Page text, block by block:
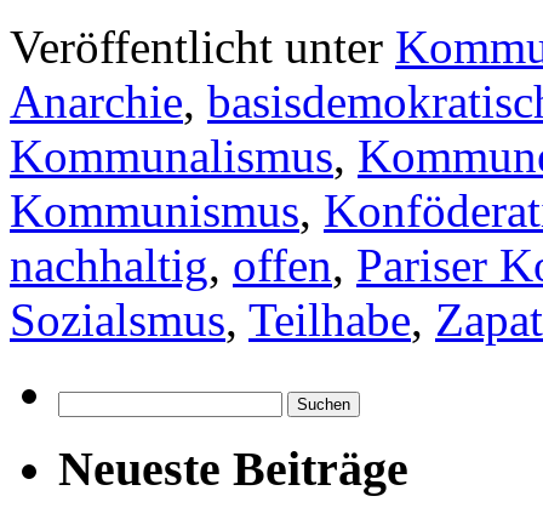
Veröffentlicht unter
Anarchie,
Kommunalismus,
Kommunismus,
nachhaltig, offen, Pariser
Sozialsmus, Teilhabe,
nach:
Neueste Beiträge